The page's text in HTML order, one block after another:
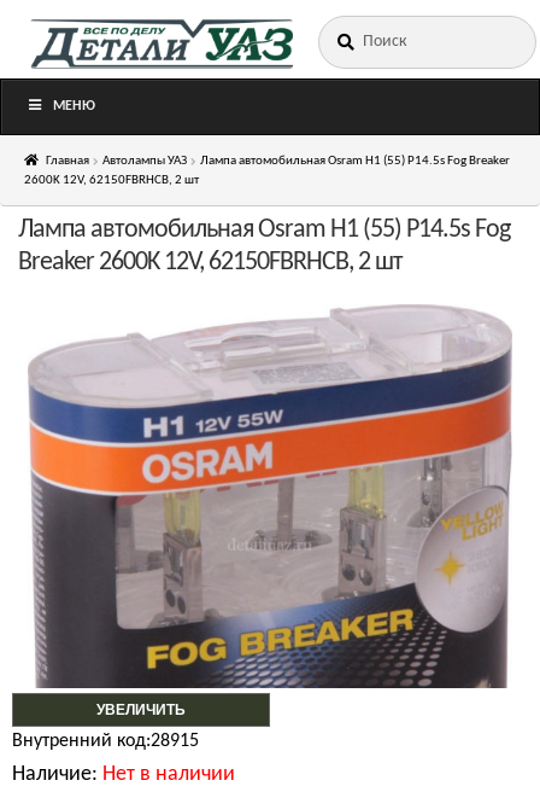
Перейти
Перейти
Искать:
МЕНЮ
Главная Автолампы УАЗ
Лампа автомобильная Osram H1 (55) P14.5s Fog Breaker
2600K 12V, 62150FBRHCB, 2 шт
УВЕЛИЧИТЬ
Лампа автомобильная Osram H1 (55) P14.5s Fog
Breaker 2600K 12V, 62150FBRHCB, 2 шт
Внутренний код:28915
Наличие: Нет в наличии